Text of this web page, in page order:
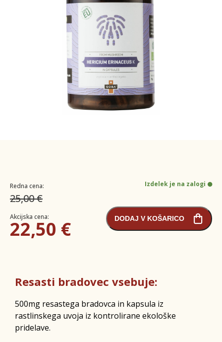
Redna cena:
25,00 €
Akcijska cena:
22,50 €
Izdelek je na zalogi
DODAJ V KOŠARICO
Resasti bradovec vsebuje:
500mg resastega bradovca in kapsula iz
rastlinskega uvoja iz kontrolirane ekološke
pridelave.